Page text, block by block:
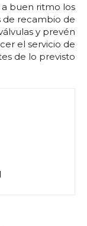
a buen ritmo los
de recambio de
y prevén
el servicio de
de lo previsto